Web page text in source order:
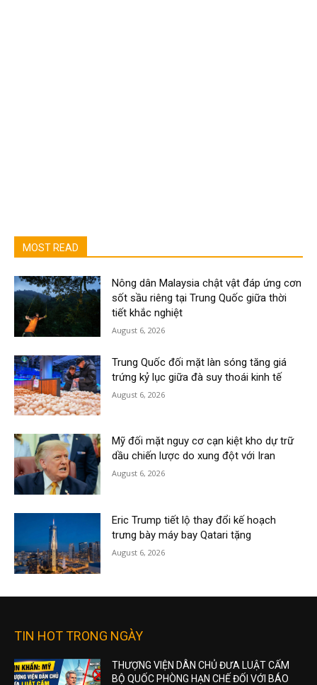
MOST READ
Nông dân Malaysia chật vật đáp ứng cơn
sốt sầu riêng tại Trung Quốc giữa thời
tiết khắc nghiệt
August 6, 2026
Trung Quốc đối mặt làn sóng tăng giá
trứng kỷ lục giữa đà suy thoái kinh tế
August 6, 2026
Mỹ đối mặt nguy cơ cạn kiệt kho dự trữ
dầu chiến lược do xung đột với Iran
August 6, 2026
Eric Trump tiết lộ thay đổi kế hoạch
trưng bày máy bay Qatari tặng
August 6, 2026
TIN HOT TRONG NGÀY
THƯỢNG VIỆN DÂN CHỦ ĐƯA LUẬT CẤM
BỘ QUỐC PHÒNG HẠN CHẾ ĐỐI VỚI BÁO